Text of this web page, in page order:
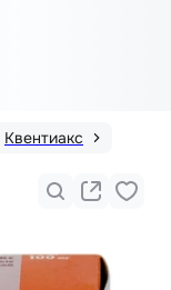
Квентиакс